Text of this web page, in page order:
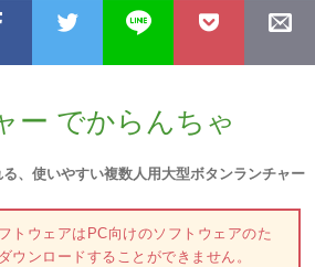
ー でからんちゃ
、使いやすい複数人用大型ボタンランチャー
トウェアはPC向けのソフトウェアのた
ウンロードすることができません。